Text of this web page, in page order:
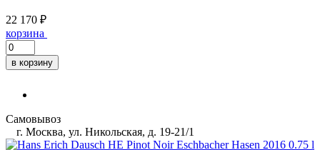
22 170 ₽
корзина
в корзину
Самовывоз
г. Москва, ул. Никольская, д. 19-21/1